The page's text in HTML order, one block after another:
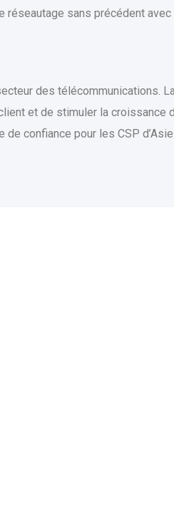
sans précédent
des télécommunications.
et de stimuler la croissance
confiance pour les CSP